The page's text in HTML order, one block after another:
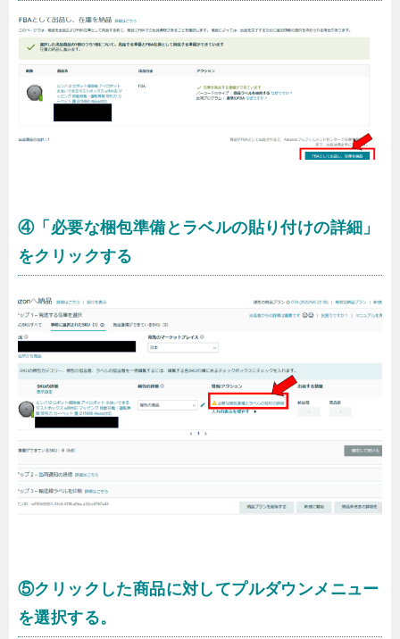
④「必要な梱包準備とラベルの貼り付けの詳細」
をクリックする
⑤クリックした商品に対してプルダウンメニュー
を選択する。